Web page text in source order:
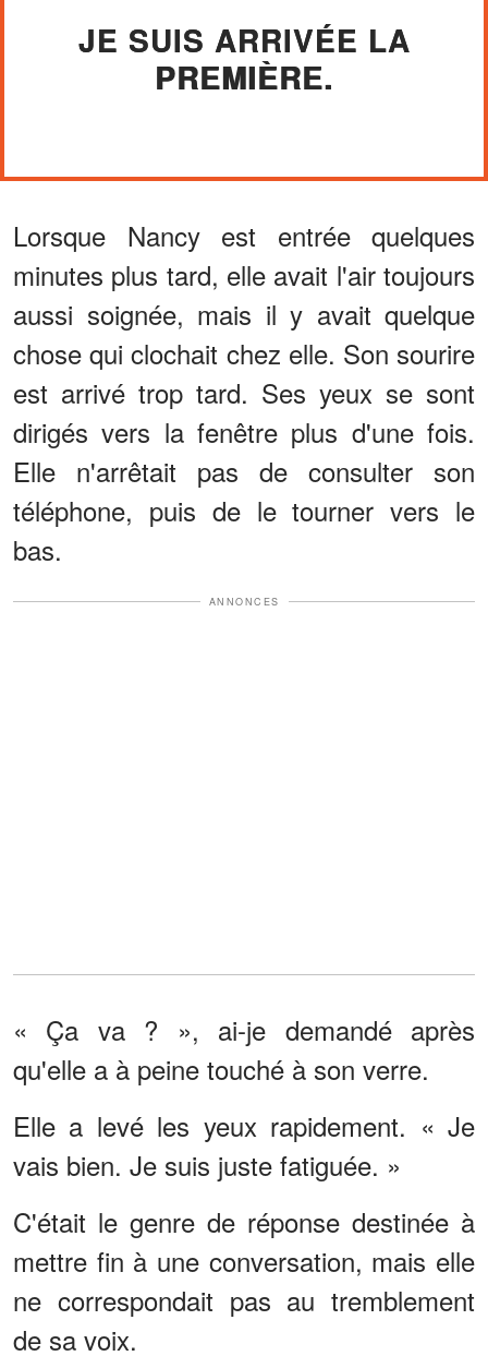
JE SUIS ARRIVÉE LA
PREMIÈRE.
Lorsque Nancy est entrée quelques
minutes plus tard, elle avait l'air toujours
aussi soignée, mais il y avait quelque
chose qui clochait chez elle. Son sourire
est arrivé trop tard. Ses yeux se sont
dirigés vers la fenêtre plus d'une fois.
Elle n'arrêtait pas de consulter son
téléphone, puis de le tourner vers le
bas.
ANNONCES
« Ça va ? », ai-je demandé après
qu'elle a à peine touché à son verre.
Elle a levé les yeux rapidement. « Je
vais bien. Je suis juste fatiguée. »
C'était le genre de réponse destinée à
mettre fin à une conversation, mais elle
ne correspondait pas au tremblement
de sa voix.